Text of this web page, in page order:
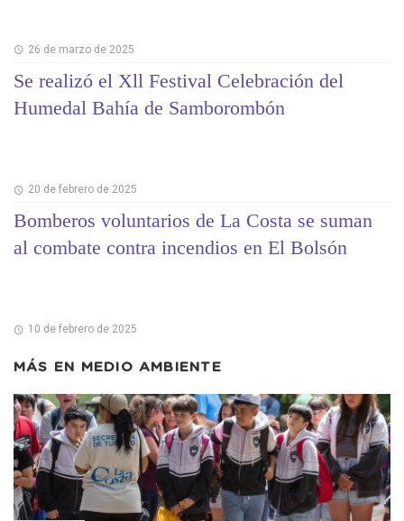
26 de marzo de 2025
Se realizó el Xll Festival Celebración del
Humedal Bahía de Samborombón
20 de febrero de 2025
Bomberos voluntarios de La Costa se suman
al combate contra incendios en El Bolsón
10 de febrero de 2025
MÁS EN MEDIO AMBIENTE